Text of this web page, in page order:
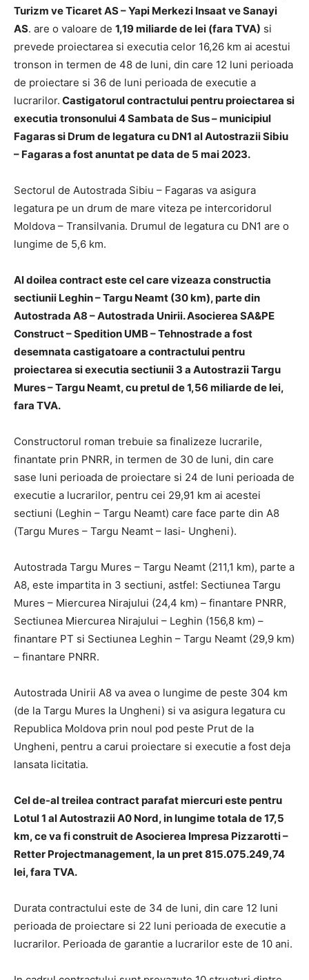
Turizm ve Ticaret AS – Yapi Merkezi Insaat ve Sanayi
AS. are o valoare de 1,19 miliarde de lei (fara TVA) si
prevede proiectarea si executia celor 16,26 km ai acestui
tronson in termen de 48 de luni, din care 12 luni perioada
de proiectare si 36 de luni perioada de executie a
lucrarilor. Castigatorul contractului pentru proiectarea si
executia tronsonului 4 Sambata de Sus – municipiul
Fagaras si Drum de legatura cu DN1 al Autostrazii Sibiu
– Fagaras a fost anuntat pe data de 5 mai 2023.
Sectorul de Autostrada Sibiu – Fagaras va asigura
legatura pe un drum de mare viteza pe intercoridorul
Moldova – Transilvania. Drumul de legatura cu DN1 are o
lungime de 5,6 km.
Al doilea contract este cel care vizeaza constructia
sectiunii Leghin – Targu Neamt (30 km), parte din
Autostrada A8 – Autostrada Unirii. Asocierea SA&PE
Construct – Spedition UMB – Tehnostrade a fost
desemnata castigatoare a contractului pentru
proiectarea si executia sectiunii 3 a Autostrazii Targu
Mures – Targu Neamt, cu pretul de 1,56 miliarde de lei,
fara TVA.
Constructorul roman trebuie sa finalizeze lucrarile,
finantate prin PNRR, in termen de 30 de luni, din care
sase luni perioada de proiectare si 24 de luni perioada de
executie a lucrarilor, pentru cei 29,91 km ai acestei
sectiuni (Leghin – Targu Neamt) care face parte din A8
(Targu Mures – Targu Neamt – Iasi- Ungheni).
Autostrada Targu Mures – Targu Neamt (211,1 km), parte a
A8, este impartita in 3 sectiuni, astfel: Sectiunea Targu
Mures – Miercurea Nirajului (24,4 km) – finantare PNRR,
Sectiunea Miercurea Nirajului – Leghin (156,8 km) –
finantare PT si Sectiunea Leghin – Targu Neamt (29,9 km)
– finantare PNRR.
Autostrada Unirii A8 va avea o lungime de peste 304 km
(de la Targu Mures la Ungheni) si va asigura legatura cu
Republica Moldova prin noul pod peste Prut de la
Ungheni, pentru a carui proiectare si executie a fost deja
lansata licitatia.
Cel de-al treilea contract parafat miercuri este pentru
Lotul 1 al Autostrazii A0 Nord, in lungime totala de 17,5
km, ce va fi construit de Asocierea Impresa Pizzarotti –
Retter Projectmanagement, la un pret 815.075.249,74
lei, fara TVA.
Durata contractului este de 34 de luni, din care 12 luni
perioada de proiectare si 22 luni perioada de executie a
lucrarilor. Perioada de garantie a lucrarilor este de 10 ani.